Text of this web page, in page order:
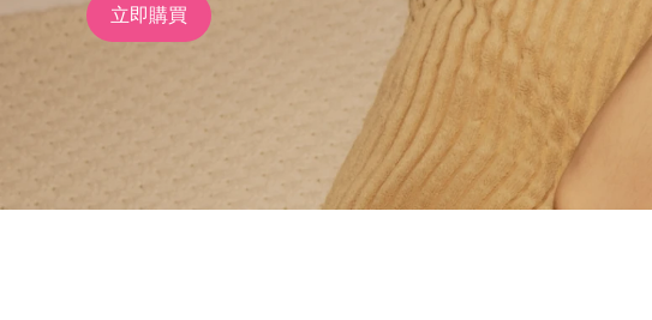
立即購買
FAQ™ Dual LED Panel
熱門產品